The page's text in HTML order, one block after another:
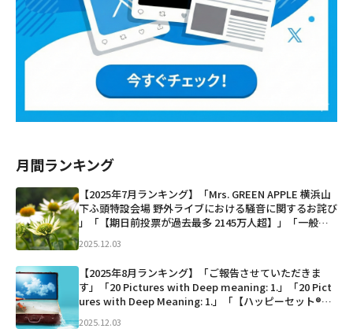
月間ランキング
【2025年7月ランキング】「Mrs. GREEN APPLE 横浜山
下ふ頭特設会場 野外ライブにおける騒音に関するお詫び
⁡」「【期日前投票が過去最多 2145万人超】」「一般人
も貴方の事が好きで推して...」など
2025.12.03
【2025年8月ランキング】「ご報告させていただきま
す」「20 Pictures with Deep meaning: 1.」「20 Pict
ures with Deep Meaning: 1.」「【ハッピーセット®販
2025.12.03